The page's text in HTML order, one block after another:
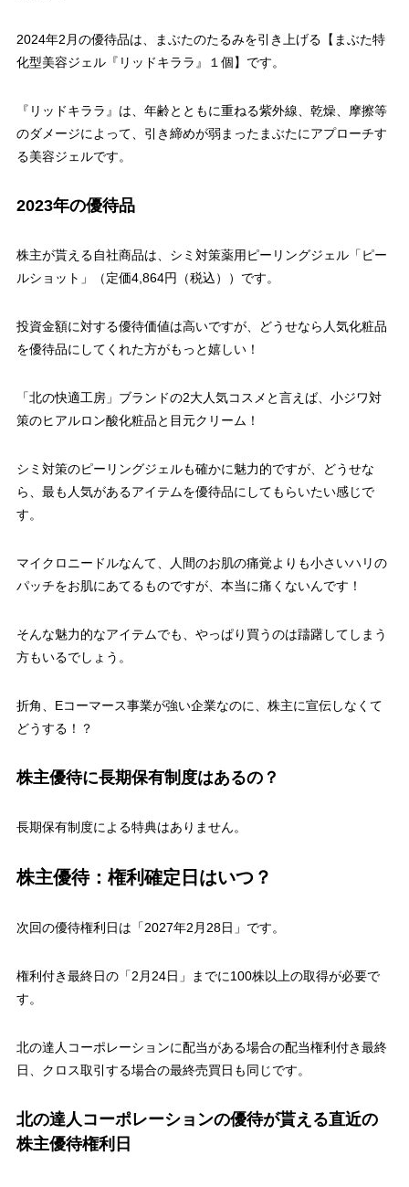
2024年2月の優待品は、まぶたのたるみを引き上げる【まぶた特
化型美容ジェル『リッドキララ』１個】です。
『リッドキララ』は、年齢とともに重ねる紫外線、乾燥、摩擦等
のダメージによって、引き締めが弱まったまぶたにアプローチす
る美容ジェルです。
2023年の優待品
株主が貰える自社商品は、シミ対策薬用ピーリングジェル「ピー
ルショット」（定価4,864円（税込））です。
投資金額に対する優待価値は高いですが、どうせなら人気化粧品
を優待品にしてくれた方がもっと嬉しい！
「北の快適工房」ブランドの2大人気コスメと言えば、小ジワ対
策のヒアルロン酸化粧品と目元クリーム！
シミ対策のピーリングジェルも確かに魅力的ですが、どうせな
ら、最も人気があるアイテムを優待品にしてもらいたい感じで
す。
マイクロニードルなんて、人間のお肌の痛覚よりも小さいハリの
パッチをお肌にあてるものですが、本当に痛くないんです！
そんな魅力的なアイテムでも、やっぱり買うのは躊躇してしまう
方もいるでしょう。
折角、Eコーマース事業が強い企業なのに、株主に宣伝しなくて
どうする！？
株主優待に長期保有制度はあるの？
長期保有制度による特典はありません。
株主優待：権利確定日はいつ？
次回の優待権利日は「2027年2月28日」です。
権利付き最終日の「2月24日」までに100株以上の取得が必要で
す。
北の達人コーポレーションに配当がある場合の配当権利付き最終
日、クロス取引する場合の最終売買日も同じです。
北の達人コーポレーションの優待が貰える直近の
株主優待権利日